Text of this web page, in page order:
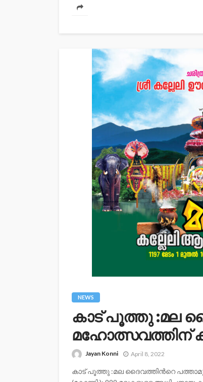
NEWS
കാട് പൂത്തു :മല
മഹോത്സവത്തിന്
Jayan Konni April 8, 2022
കാട് പൂത്തു :മല ദൈവത്തിന്‍റെ